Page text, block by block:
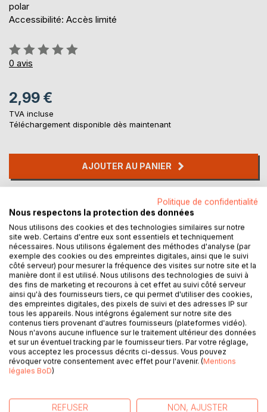
polar
Accessibilité: Accès limité
Évaluation:
0%
0 avis
2,99 €
TVA incluse
Téléchargement disponible dès maintenant
AJOUTER AU PANIER
Laisser un avis
DESCRIPTION
Dans quatre familles, la même légende s'est transmise : un
formidable héritage doit leur échoir.
Où, quand, comment? une médaille d'or est le talisman
mais est tué avant d'avoir pu la montrer à ses cousins
Politique de confidentialité
Nous respectons la protection des données
Nous utilisons des cookies et des technologies similaires sur notre
site web. Certains d'entre eux sont essentiels et techniquement
nécessaires. Nous utilisons également des méthodes d'analyse (par
exemple des cookies ou des empreintes digitales, ainsi que le suivi
côté serveur) pour mesurer la fréquence des visites sur notre site et la
manière dont il est utilisé. Nous utilisons des technologies de suivi à
des fins de marketing et recourons à cet effet au suivi côté serveur
ainsi qu'à des fournisseurs tiers, ce qui permet d'utiliser des cookies,
des empreintes digitales, des pixels de suivi et des adresses IP sur
tous les appareils. Nous intégrons également sur notre site des
contenus tiers provenant d'autres fournisseurs (plateformes vidéo).
Nous n'avons aucune influence sur le traitement ultérieur des données
et sur un éventuel tracking par le fournisseur tiers. Par votre réglage,
vous acceptez les processus décrits ci-dessus. Vous pouvez
révoquer votre consentement avec effet pour l'avenir. (Mentions
légales BoD)
REFUSER NON, AJUSTER